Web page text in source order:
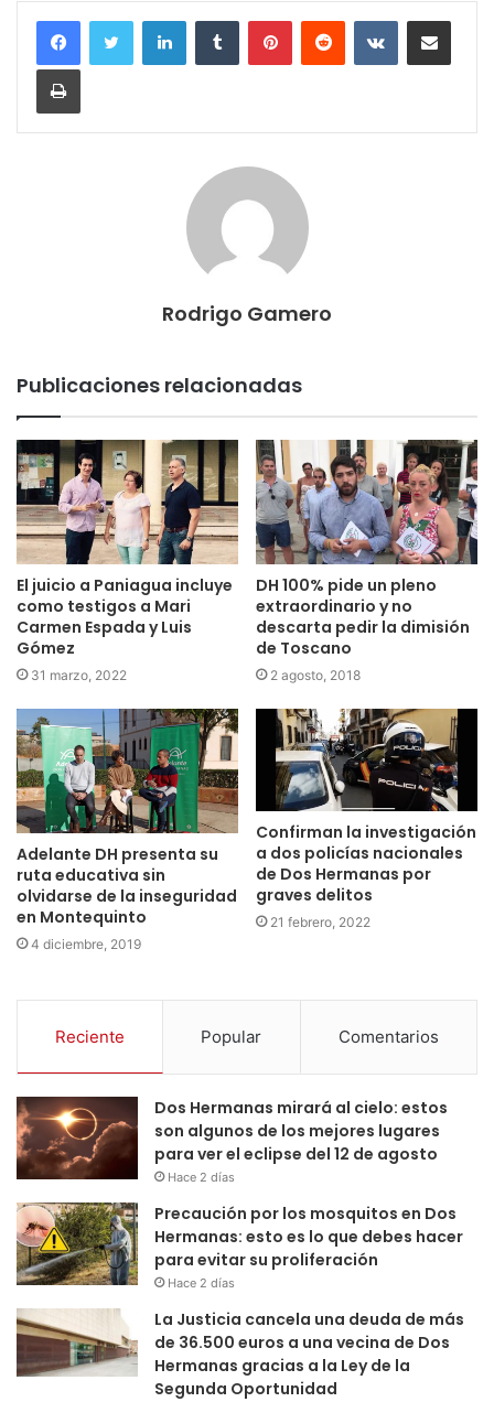
Rodrigo Gamero
Publicaciones relacionadas
El juicio a Paniagua incluye
como testigos a Mari
Carmen Espada y Luis
Gómez
31 marzo, 2022
DH 100% pide un pleno
extraordinario y no
descarta pedir la dimisión
de Toscano
2 agosto, 2018
Adelante DH presenta su
ruta educativa sin
olvidarse de la inseguridad
en Montequinto
4 diciembre, 2019
Confirman la investigación
a dos policías nacionales
de Dos Hermanas por
graves delitos
21 febrero, 2022
Reciente Popular Comentarios
Dos Hermanas mirará al cielo: estos
son algunos de los mejores lugares
para ver el eclipse del 12 de agosto
Hace 2 días
Precaución por los mosquitos en Dos
Hermanas: esto es lo que debes hacer
para evitar su proliferación
Hace 2 días
La Justicia cancela una deuda de más
de 36.500 euros a una vecina de Dos
Hermanas gracias a la Ley de la
Segunda Oportunidad